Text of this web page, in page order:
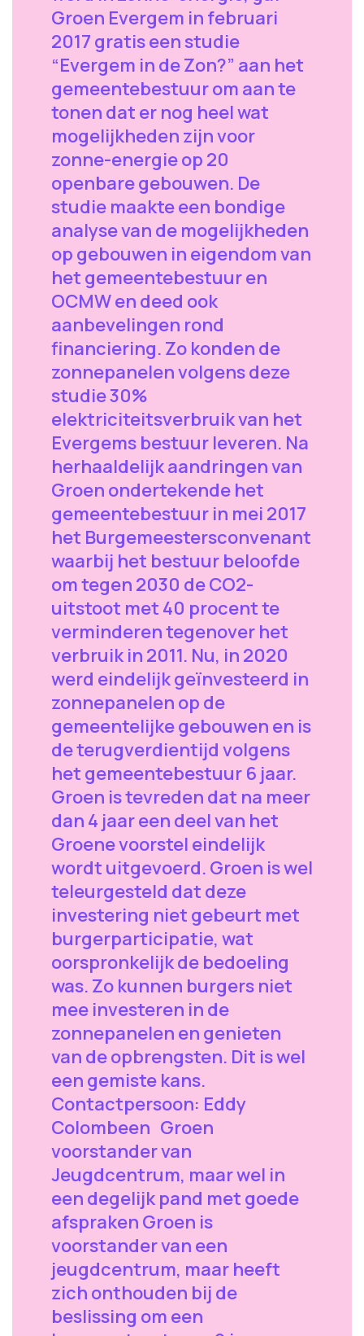
Groen Evergem in februari
2017 gratis een studie
“Evergem in de Zon?” aan het
gemeentebestuur om aan te
tonen dat er nog heel wat
mogelijkheden zijn voor
zonne-energie op 20
openbare gebouwen. De
studie maakte een bondige
analyse van de mogelijkheden
op gebouwen in eigendom van
het gemeentebestuur en
OCMW en deed ook
aanbevelingen rond
financiering. Zo konden de
zonnepanelen volgens deze
studie 30%
elektriciteitsverbruik van het
Evergems bestuur leveren. Na
herhaaldelijk aandringen van
Groen ondertekende het
gemeentebestuur in mei 2017
het Burgemeestersconvenant
waarbij het bestuur beloofde
om tegen 2030 de CO2-
uitstoot met 40 procent te
verminderen tegenover het
verbruik in 2011. Nu, in 2020
werd eindelijk geïnvesteerd in
zonnepanelen op de
gemeentelijke gebouwen en is
de terugverdientijd volgens
het gemeentebestuur 6 jaar.
Groen is tevreden dat na meer
dan 4 jaar een deel van het
Groene voorstel eindelijk
wordt uitgevoerd. Groen is wel
teleurgesteld dat deze
investering niet gebeurt met
burgerparticipatie, wat
oorspronkelijk de bedoeling
was. Zo kunnen burgers niet
mee investeren in de
zonnepanelen en genieten
van de opbrengsten. Dit is wel
een gemiste kans.
Contactpersoon: Eddy
Colombeen Groen
voorstander van
Jeugdcentrum, maar wel in
een degelijk pand met goede
afspraken Groen is
voorstander van een
jeugdcentrum, maar heeft
zich onthouden bij de
beslissing om een